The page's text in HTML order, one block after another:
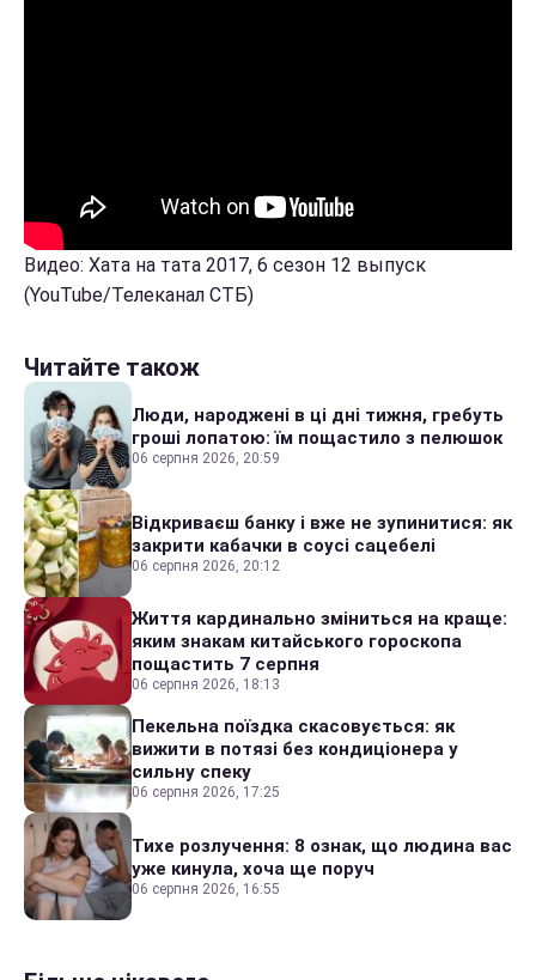
Видео: Хата на тата 2017, 6 сезон 12 выпуск
(YouTube/Телеканал СТБ)
Читайте також
Люди, народжені в ці дні тижня, гребуть
гроші лопатою: їм пощастило з пелюшок
06 серпня 2026, 20:59
Відкриваєш банку і вже не зупинитися: як
закрити кабачки в соусі сацебелі
06 серпня 2026, 20:12
Життя кардинально зміниться на краще:
яким знакам китайського гороскопа
пощастить 7 серпня
06 серпня 2026, 18:13
Пекельна поїздка скасовується: як
вижити в потязі без кондиціонера у
сильну спеку
06 серпня 2026, 17:25
Тихе розлучення: 8 ознак, що людина вас
уже кинула, хоча ще поруч
06 серпня 2026, 16:55